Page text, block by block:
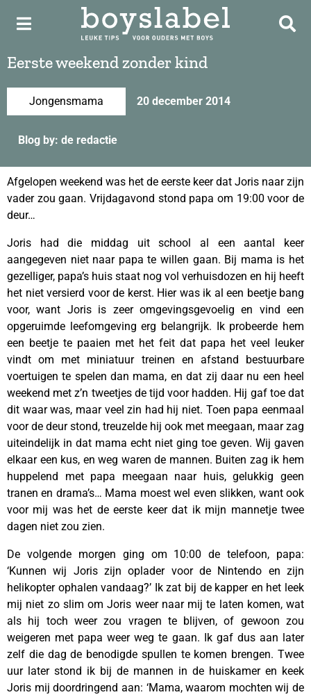
Eerste weekend zonder kind
Jongensmama 20 december 2014
Blog by: de redactie
Afgelopen weekend was het de eerste keer dat Joris naar zijn
vader zou gaan. Vrijdagavond stond papa om 19:00 voor de
deur…
Joris had die middag uit school al een aantal keer
aangegeven niet naar papa te willen gaan. Bij mama is het
gezelliger, papa’s huis staat nog vol verhuisdozen en hij heeft
het niet versierd voor de kerst. Hier was ik al een beetje bang
voor, want Joris is zeer omgevingsgevoelig en vind een
opgeruimde leefomgeving erg belangrijk. Ik probeerde hem
een beetje te paaien met het feit dat papa het veel leuker
vindt om met miniatuur treinen en afstand bestuurbare
voertuigen te spelen dan mama, en dat zij daar nu een heel
weekend met z’n tweetjes de tijd voor hadden. Hij gaf toe dat
dit waar was, maar veel zin had hij niet. Toen papa eenmaal
voor de deur stond, treuzelde hij ook met meegaan, maar zag
uiteindelijk in dat mama echt niet ging toe geven. Wij gaven
elkaar een kus, en weg waren de mannen. Buiten zag ik hem
huppelend met papa meegaan naar huis, gelukkig geen
tranen en drama’s… Mama moest wel even slikken, want ook
voor mij was het de eerste keer dat ik mijn mannetje twee
dagen niet zou zien.
De volgende morgen ging om 10:00 de telefoon, papa:
‘Kunnen wij Joris zijn oplader voor de Nintendo en zijn
helikopter ophalen vandaag?’ Ik zat bij de kapper en het leek
mij niet zo slim om Joris weer naar mij te laten komen, wat
als hij toch weer zou vragen te blijven, of gewoon zou
weigeren met papa weer weg te gaan. Ik gaf dus aan later
zelf die dag de benodigde spullen te komen brengen. Twee
uur later stond ik bij de mannen in de huiskamer en keek
Joris mij doordringend aan: ‘Mama, waarom mochten wij de